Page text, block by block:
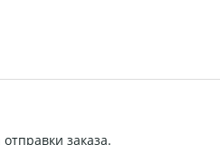
заказа.